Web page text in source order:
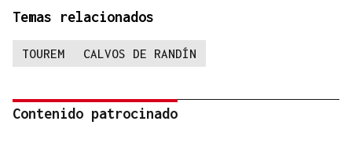
Temas relacionados
TOUREM CALVOS DE RANDÍN
Contenido patrocinado